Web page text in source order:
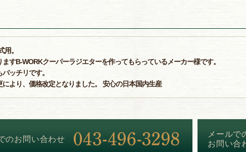
。
すB-WORKクーパーラジエターを作ってもらっているメーカー様です。
ッチリです。
より、価格改定となりました。 安心の日本国内生産
のお問い合わせ
メールで
お問い合